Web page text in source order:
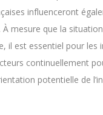
influenceront
mesure que la
il est essentiel pour les
continuellement
potentielle de